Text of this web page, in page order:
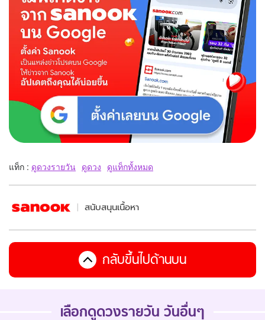
แท็ก : ดูดวงรายวัน ดูดวง ดูแท็กทั้งหมด
สนับสนุนเนื้อหา
กลับขึ้นไปด้านบน
เลือกดูดวงรายวัน วันอื่นๆ